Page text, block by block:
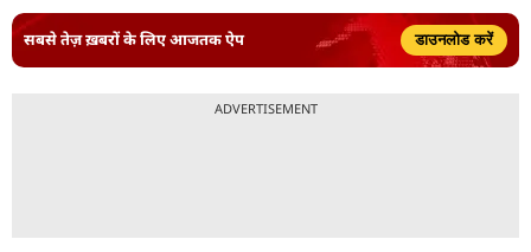
सबसे तेज़ ख़बरों के लिए आजतक ऐप डाउनलोड करें
ADVERTISEMENT